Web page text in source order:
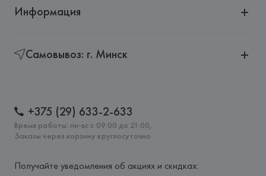
Информация
Самовывоз: г. Минск
+375 (29) 633-2-633
Время работы: пн-вс с 09:00 до 21:00,
Заказы через корзину круглосуточно
Получайте уведомления об акциях и скидках: